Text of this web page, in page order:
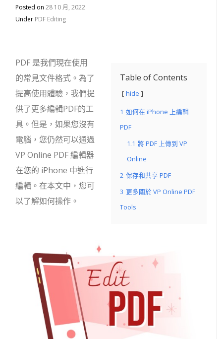
Posted on28 10 月, 2022
Under PDF Editing
Table of Contents
hide
1 如何在 iPhone 上編輯
PDF
1.1 將 PDF 上傳到 VP
Online
2 保存和共享 PDF
3 更多關於 VP Online PDF
Tools
PDF 是我們現在使用
的常見文件格式。為了
提高使用體驗，我們提
供了更多編輯PDF的工
具。但是，如果您沒有
電腦，您仍然可以通過
VP Online PDF 編輯器
在您的 iPhone 中進行
編輯。在本文中，您可
以了解如何操作。